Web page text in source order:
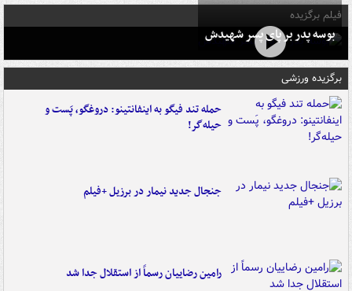
فیلم برگزیده
بوسه‌ پدر بر پای پسر شهیدش
برگزیده ورزشی
حمله تند فیگو به اینفانتینو: دروغگو، پَست‌ و
حیله‌گر!
جنجال جدید نیمار در برزیل +فیلم
رامین رضاییان رسماً از استقلال جدا شد